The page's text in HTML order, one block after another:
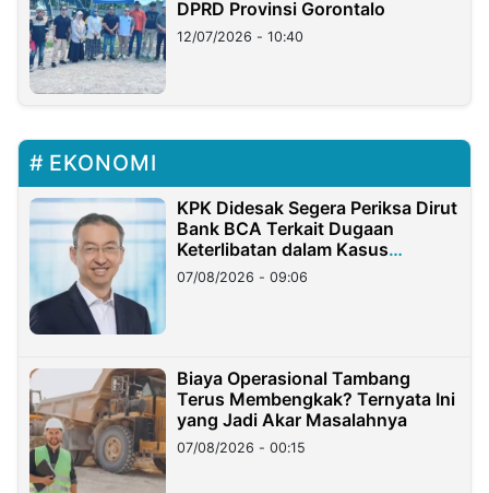
DPRD Provinsi Gorontalo
12/07/2026 - 10:40
EKONOMI
KPK Didesak Segera Periksa Dirut
Bank BCA Terkait Dugaan
Keterlibatan dalam Kasus
Hilangnya Dana Nasabah Rp2,58
Miliar
07/08/2026 - 09:06
Biaya Operasional Tambang
Terus Membengkak? Ternyata Ini
yang Jadi Akar Masalahnya
07/08/2026 - 00:15